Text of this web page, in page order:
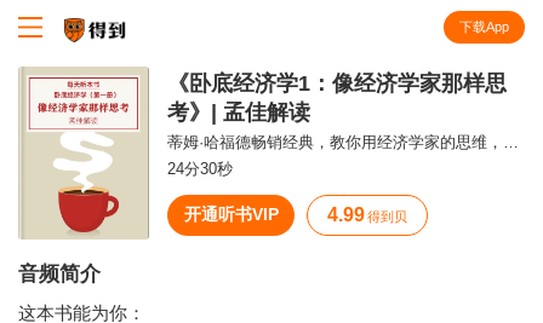
下载App
《卧底经济学1：像经济学家那样思
考》| 孟佳解读
蒂姆·哈福德畅销经典，教你用经济学家的思维，洞察和侦破一切现实生活的真相。
24分30秒
开通听书VIP 4.99 得到贝
音频简介
这本书能为你：